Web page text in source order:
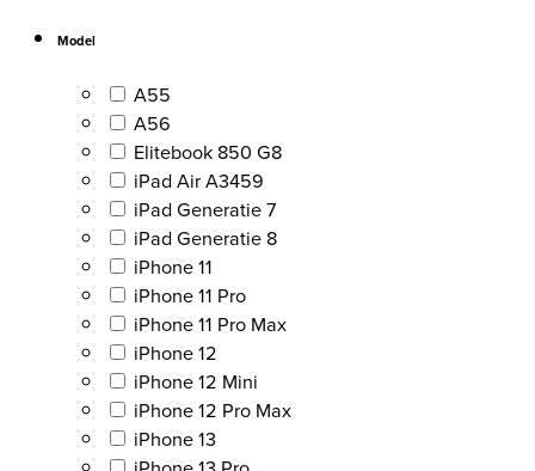
Model
A55
A56
Elitebook 850 G8
iPad Air A3459
iPad Generatie 7
iPad Generatie 8
iPhone 11
iPhone 11 Pro
iPhone 11 Pro Max
iPhone 12
iPhone 12 Mini
iPhone 12 Pro Max
iPhone 13